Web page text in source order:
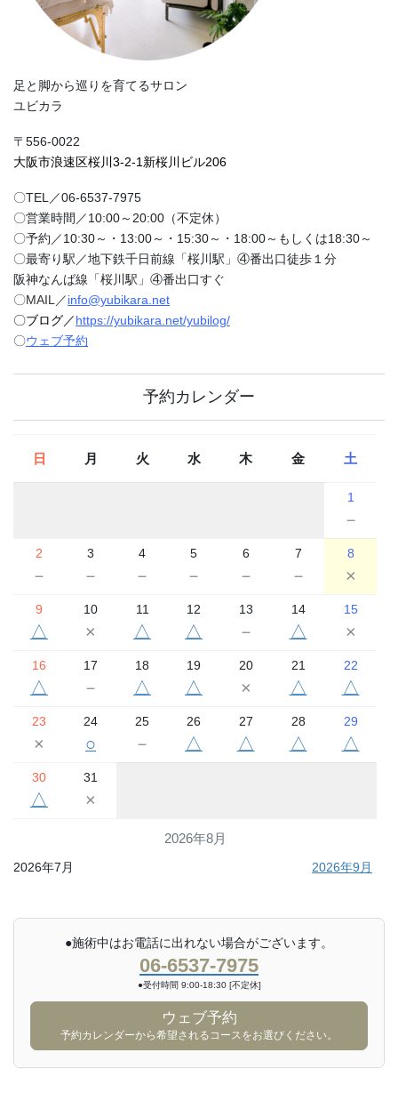
足と脚から巡りを育てるサロン
ユビカラ
〒556-0022
大阪市浪速区桜川3-2-1新桜川ビル206
〇TEL／06-6537-7975
〇営業時間／10:00～20:00（不定休）
〇予約／10:30～・13:00～・15:30～・18:00～もしくは18:30～
〇最寄り駅／地下鉄千日前線「桜川駅」④番出口徒歩１分
阪神なんば線「桜川駅」④番出口すぐ
〇MAIL／info@yubikara.net
〇ブログ／https://yubikara.net/yubilog/
〇ウェブ予約
予約カレンダー
2026年8月
日 月 火 水 木 金 土
1
－
2
－
3
－
4
－
5
－
6
－
7
－
8
×
9
△
10
×
11
△
12
△
13
－
14
△
15
×
16
△
17
－
18
△
19
△
20
×
21
△
22
△
23
×
24
○
25
－
26
△
27
△
28
△
29
△
30
△
31
×
2026年7月 2026年9月
●施術中はお電話に出れない場合がございます。
06-6537-7975
●受付時間 9:00-18:30 [不定休]
ウェブ予約
予約カレンダーから希望されるコースをお選びください。